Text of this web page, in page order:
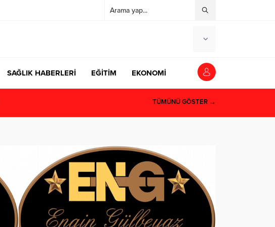
SAĞLIK HABERLERİ EĞİTİM EKONOMİ
TÜMÜNÜ GÖSTER →